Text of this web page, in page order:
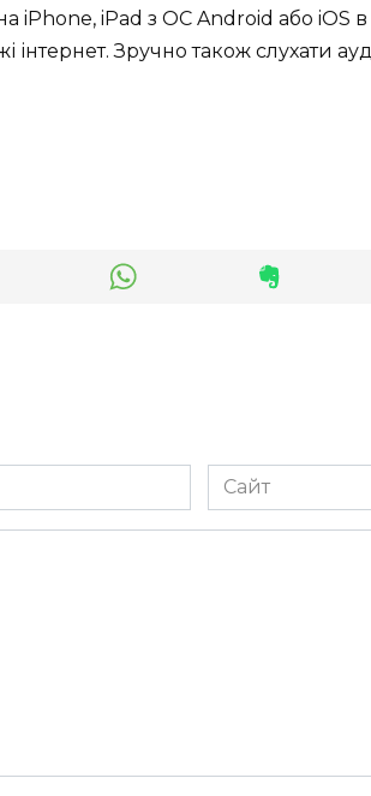
iPhone, iPad з ОС Android або iOS в
Зручно також слухати
Сайт